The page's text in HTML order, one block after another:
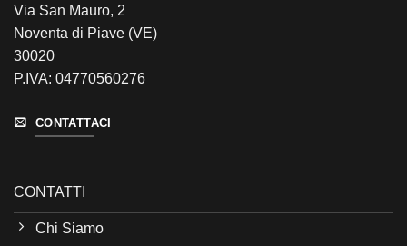
Via San Mauro, 2
Noventa di Piave (VE)
30020
P.IVA: 04770560276
CONTATTACI
CONTATTI
Chi Siamo